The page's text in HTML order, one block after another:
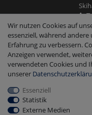
2026 Skihaus Hellenberg
*Alle Preise
Wir nutzen Cookies auf
essenziell, während
Erfahrung zu verbessern.
Anzeigen verwendet,
verwendeten Cookies und
unserer
Essenziell
Statistik
Externe Medien